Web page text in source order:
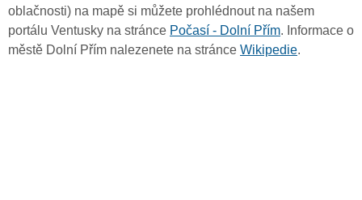
oblačnosti) na mapě si můžete prohlédnout na našem
portálu Ventusky na stránce Počasí - Dolní Přím. Informace o
městě Dolní Přím nalezenete na stránce Wikipedie.